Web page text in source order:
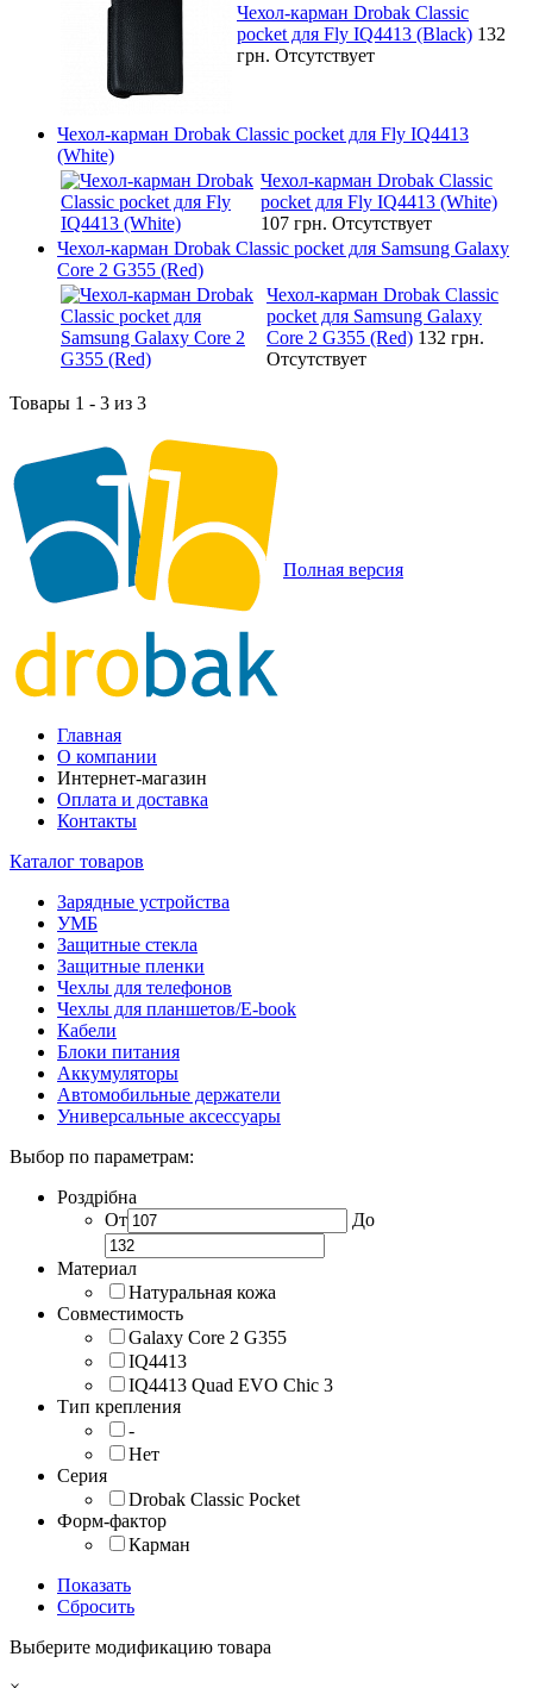
Чехол-карман Drobak Classic
pocket для Fly IQ4413 (Black) 132
грн. Отсутствует
Чехол-карман Drobak Classic pocket для Fly IQ4413
(White)
Чехол-карман Drobak Classic
pocket для Fly IQ4413 (White)
107 грн. Отсутствует
Чехол-карман Drobak Classic pocket для Samsung Galaxy
Core 2 G355 (Red)
Чехол-карман Drobak Classic
pocket для Samsung Galaxy
Core 2 G355 (Red) 132 грн.
Отсутствует
Товары 1 - 3 из 3
Полная версия
Главная
О компании
Интернет-магазин
Оплата и доставка
Контакты
Каталог товаров
Зарядные устройства
УМБ
Защитные стекла
Защитные пленки
Чехлы для телефонов
Чехлы для планшетов/E-book
Кабели
Блоки питания
Аккумуляторы
Автомобильные держатели
Универсальные аксессуары
Выбор по параметрам:
Роздрібна
От
До
Материал
Натуральная кожа
Совместимость
Galaxy Core 2 G355
IQ4413
IQ4413 Quad EVO Chic 3
Тип крепления
-
Нет
Серия
Drobak Classic Pocket
Форм-фактор
Карман
Показать
Сбросить
Выберите модификацию товара